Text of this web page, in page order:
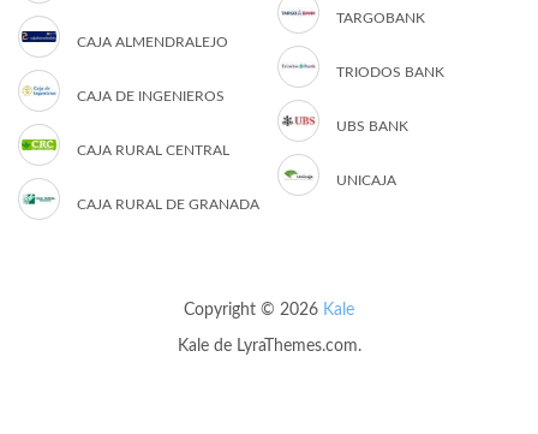
CAJA ALMENDRALEJO
CAJA DE INGENIEROS
CAJA RURAL CENTRAL
CAJA RURAL DE GRANADA
TARGOBANK
TRIODOS BANK
UBS BANK
UNICAJA
Copyright © 2026 Kale
Kalede LyraThemes.com.